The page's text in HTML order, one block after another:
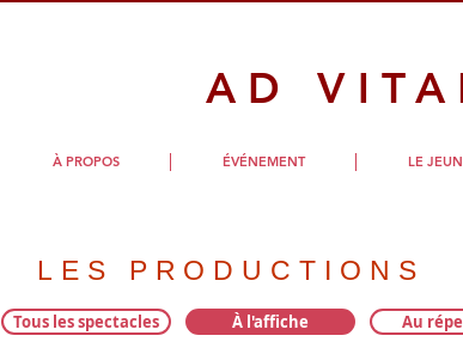
AD
À PROPOS ÉVÉNEMENT LE
LES PRODUCTIONS
Tous les spectacles À l'affiche Au